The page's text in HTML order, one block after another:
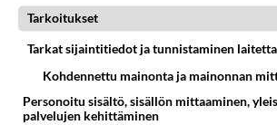
jotain. Esim vähintään 500 merkkiä”,
käyttäjä. Auttaisiko tässä
kirjoittaa? Käyttäjillä on myös ideoita
kiinnostavia asioita
käymme läpi esille tulleita ajatuksia.
Tarkoitukset
Tarkat sijaintitiedot ja tunnistaminen
Kohdennettu mainonta ja mainonnan
Personoitu sisältö, sisällön mittaaminen,
palvelujen kehittäminen